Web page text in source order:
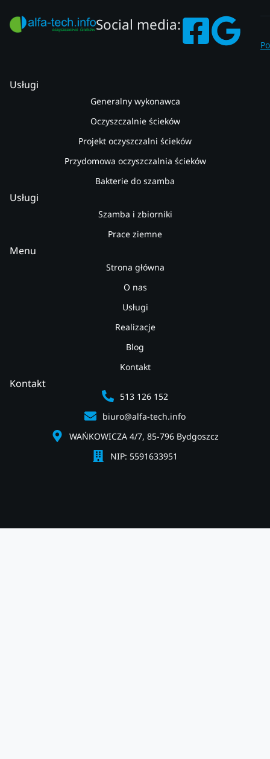
Social media:
Usługi
Generalny wykonawca
Oczyszczalnie ścieków
Projekt oczyszczalni ścieków
Przydomowa oczyszczalnia ścieków
Bakterie do szamba
Usługi
Szamba i zbiorniki
Prace ziemne
Menu
Strona główna
O nas
Usługi
Realizacje
Blog
Kontakt
Kontakt
513 126 152
biuro@alfa-tech.info
WAŃKOWICZA 4/7, 85-796 Bydgoszcz
NIP: 5591633951